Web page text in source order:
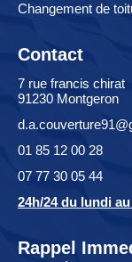
Changement de
Contact
7 rue francis chirat
91230 Montgeron
01 85 12 00 28
07 77 30 05 44
24h/24 du lundi
Rappel